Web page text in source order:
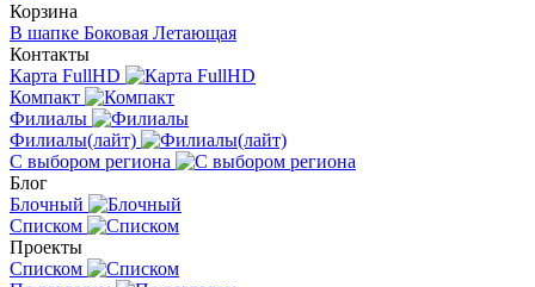
Корзина
В шапке Боковая Летающая
Контакты
Карта FullHD
Компакт
Филиалы
Филиалы(лайт)
С выбором региона
Блог
Блочный
Списком
Проекты
Списком